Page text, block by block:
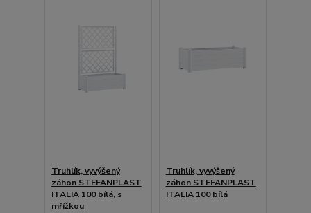
Truhlík, vyvýšený
záhon STEFANPLAST
ITALIA 100 bílá, s
mřížkou
Truhlík, vyvýšený
záhon STEFANPLAST
ITALIA 100 bílá